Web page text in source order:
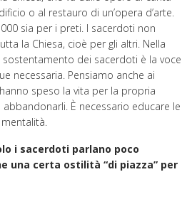
o al restauro di un’opera d’arte.
sia per i preti. I sacerdoti non
la Chiesa, cioè per gli altri. Nella
dei sacerdoti è la voce
necessaria. Pensiamo anche ai
speso la vita per la propria
È necessario educare le
i sacerdoti parlano poco
una certa ostilità “di piazza” per